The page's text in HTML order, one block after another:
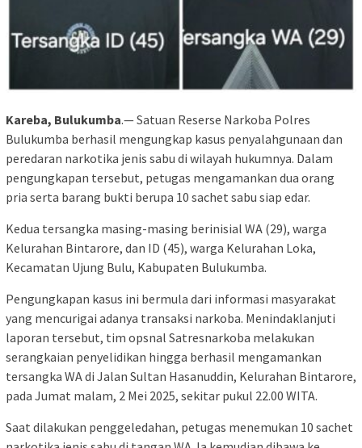
Kareba, Bulukumba.— Satuan Reserse Narkoba Polres
Bulukumba berhasil mengungkap kasus penyalahgunaan dan
peredaran narkotika jenis sabu di wilayah hukumnya. Dalam
pengungkapan tersebut, petugas mengamankan dua orang
pria serta barang bukti berupa 10 sachet sabu siap edar.
Kedua tersangka masing-masing berinisial WA (29), warga
Kelurahan Bintarore, dan ID (45), warga Kelurahan Loka,
Kecamatan Ujung Bulu, Kabupaten Bulukumba.
Pengungkapan kasus ini bermula dari informasi masyarakat
yang mencurigai adanya transaksi narkoba. Menindaklanjuti
laporan tersebut, tim opsnal Satresnarkoba melakukan
serangkaian penyelidikan hingga berhasil mengamankan
tersangka WA di Jalan Sultan Hasanuddin, Kelurahan Bintarore,
pada Jumat malam, 2 Mei 2025, sekitar pukul 22.00 WITA.
Saat dilakukan penggeledahan, petugas menemukan 10 sachet